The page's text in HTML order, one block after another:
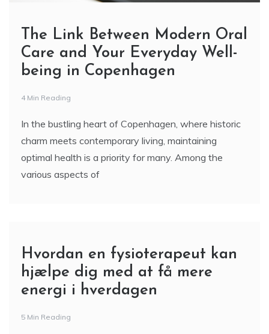
The Link Between Modern Oral
Care and Your Everyday Well-
being in Copenhagen
4 Min Reading
In the bustling heart of Copenhagen, where historic
charm meets contemporary living, maintaining
optimal health is a priority for many. Among the
various aspects of
Hvordan en fysioterapeut kan
hjælpe dig med at få mere
energi i hverdagen
5 Min Reading